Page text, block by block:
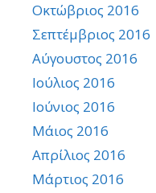
Οκτώβριος 2016
Σεπτέμβριος 2016
Αύγουστος 2016
Ιούλιος 2016
Ιούνιος 2016
Μάιος 2016
Απρίλιος 2016
Μάρτιος 2016